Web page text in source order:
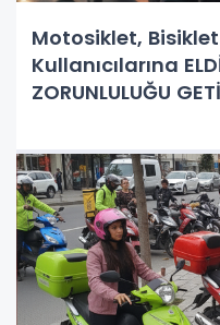
Motosiklet,
Kullanıcılarına
ZORUNLULUĞU